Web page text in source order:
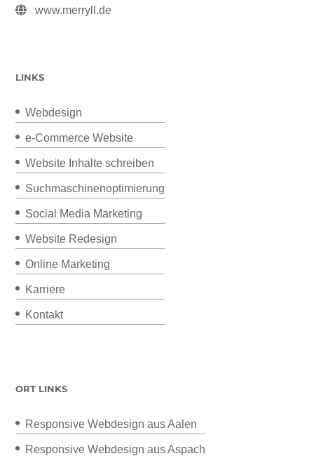
www.merryll.de
LINKS
Webdesign
e-Commerce Website
Website Inhalte schreiben
Suchmaschinenoptimierung
Social Media Marketing
Website Redesign
Online Marketing
Karriere
Kontakt
ORT LINKS
Responsive Webdesign aus Aalen
Responsive Webdesign aus Aspach